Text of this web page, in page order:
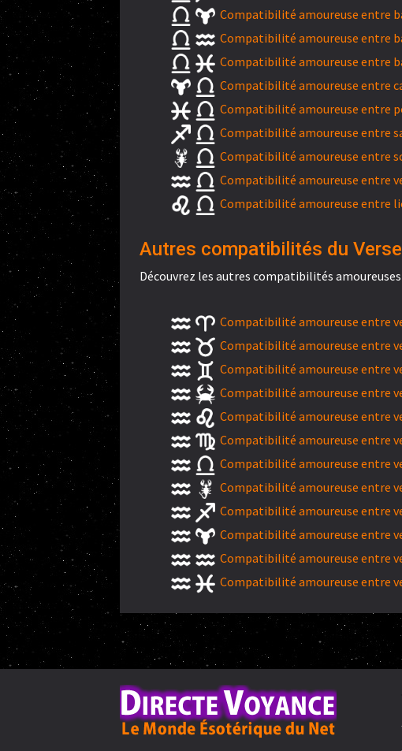
Compatibilité amoureuse entre
Compatibilité amoureuse entre
Compatibilité amoureuse entre
Compatibilité amoureuse entre
Compatibilité amoureuse entre
Compatibilité amoureuse entre
Compatibilité amoureuse entre
Compatibilité amoureuse entre
Compatibilité amoureuse entre
Autres compatibilités du
Découvrez les autres compatibilités amoureuses
Compatibilité amoureuse entre
Compatibilité amoureuse entre
Compatibilité amoureuse entre
Compatibilité amoureuse entre
Compatibilité amoureuse entre
Compatibilité amoureuse entre
Compatibilité amoureuse entre
Compatibilité amoureuse entre
Compatibilité amoureuse entre
Compatibilité amoureuse entre
Compatibilité amoureuse entre
Compatibilité amoureuse entre